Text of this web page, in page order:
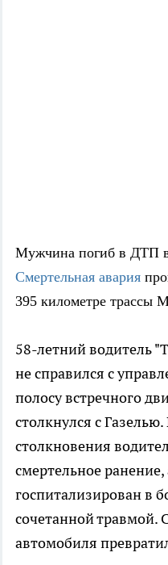
Мужчина погиб в ДТП
Смертельная авария
395 километре трассы
58-летний водитель
не справился с
полосу встречного
столкнулся с Газелью.
столкновения
смертельное
госпитализирован в
сочетанной травмой.
автомобиля